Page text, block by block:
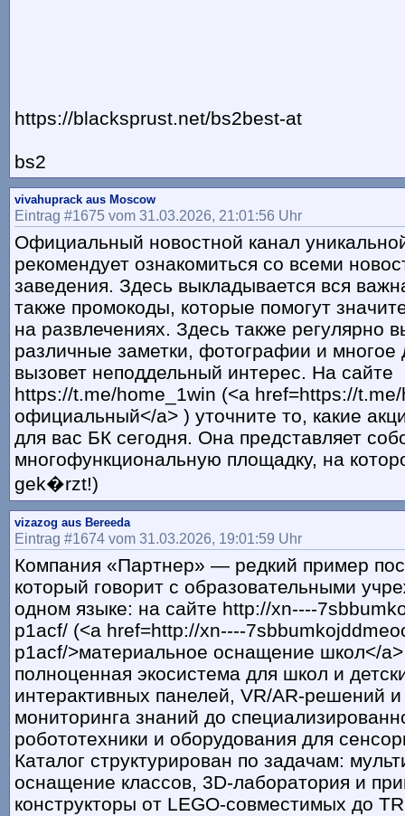
https://blacksprust.net/bs2best-at
bs2
vivahuprack aus Moscow
Eintrag #1675 vom 31.03.2026, 21:01:56 Uhr
Официальный новостной канал
рекомендует ознакомиться со всеми
заведения. Здесь выкладывается вся
также промокоды, которые помогут
на развлечениях. Здесь также регулярно
различные заметки, фотографии и многое
вызовет неподдельный интерес. На сайте
https://t.me/home_1win (<a href=https://
официальный</a> ) уточните то, какие
для вас БК сегодня. Она представляет
многофункциональную площадку, на
gek�rzt!)
vizazog aus Bereeda
Eintrag #1674 vom 31.03.2026, 19:01:59 Uhr
Компания «Партнер» — редкий пример
который говорит с образовательными
одном языке: на сайте http://xn----
p1acf/ (<a href=http://xn----
p1acf/>материальное оснащение школ</
полноценная экосистема для школ и
интерактивных панелей, VR/AR-решений
мониторинга знаний до
робототехники и оборудования для
Каталог структурирован по задачам:
оснащение классов, 3D-лаборатория и
конструкторы от LEGO-совместимых до